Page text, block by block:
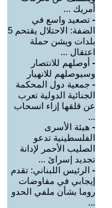
أمريك ...
- تصعيد واسع في
الضفة: الاحتلال يقتحم 5
بلدات ويشن حملة
اعتقال ...
- أوصلهم للانتصار
وسيوصلهم للانهيار
- جمعية دول المحكمة
الجنائية الدولية تعرب
عن قلقها إزاء انسحاب
...
- هيئة الأسرى
الفلسطينية تدعو
الصليب الأحمر لإدانة
تجديد إسرائ ...
- الرئيس اللبناني: تقدم
إيجابي في مفاوضات
روما بشأن ملفي الحدو
...